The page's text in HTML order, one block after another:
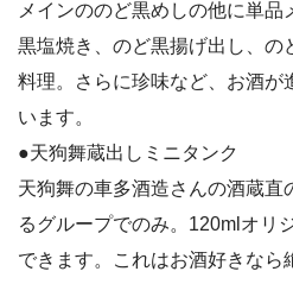
メインののど黒めしの他に単
黒塩焼き、のど黒揚げ出し、の
料理。さらに珍味など、お酒が
います。
●天狗舞蔵出しミニタンク
天狗舞の車多酒造さんの酒蔵直
るグループでのみ。120mlオリ
できます。これはお酒好きなら